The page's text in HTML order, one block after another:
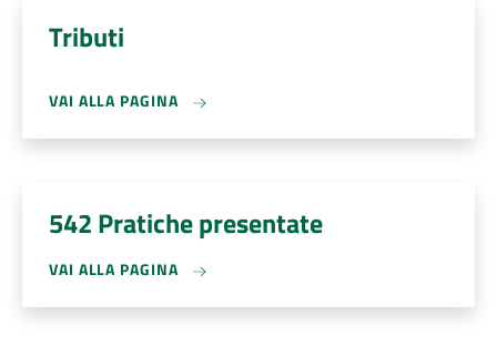
Tributi
VAI ALLA PAGINA
542 Pratiche presentate
VAI ALLA PAGINA